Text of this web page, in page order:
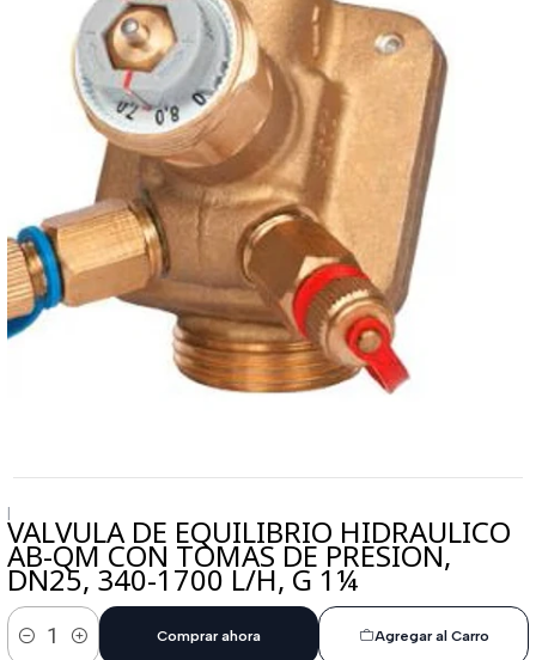
|VALVULA DE EQUILIBRIO HIDRAULICO
AB-QM CON TOMAS DE PRESION,
DN25, 340-1700 L/H, G 1¼
Cantidad
Agregar al Carro
Comprar ahora